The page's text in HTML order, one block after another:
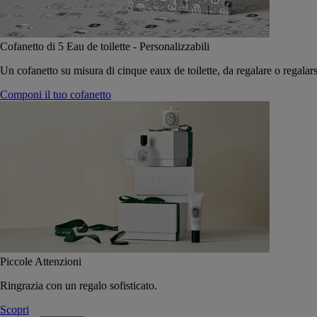
Cofanetto di 5 Eau de toilette - Personalizzabili
Un cofanetto su misura di cinque eaux de toilette, da regalare o
Componi il tuo cofanetto
Piccole Attenzioni
Ringrazia con un regalo sofisticato.
Scopri